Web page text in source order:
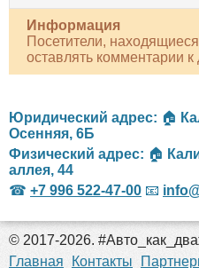
Информация
Посетители,
оставлять комментарии
Юридический адрес: 🏠
Осенняя, 6Б
Физический адрес: 🏠
аллея, 44
☎ +7 996 522-47-00 📧
© 2017-2026.
Главная
Контакты